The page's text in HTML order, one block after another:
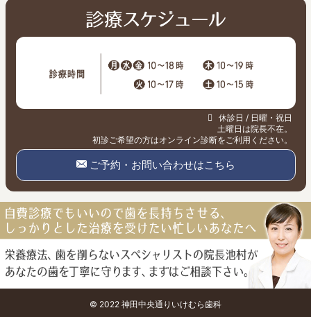
休診日 / 日曜・祝日
土曜日は院長不在。
初診ご希望の方はオンライン診断をご利用ください。
ご予約・お問い合わせはこちら
© 2022 神田中央通りいけむら歯科